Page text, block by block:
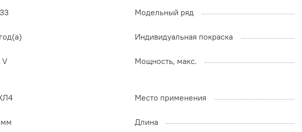
Модельный ряд
Индивидуальная покраска
V Мощность, макс.
Место применения
мм Длина